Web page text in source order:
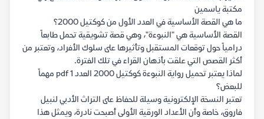
مكتبة ياسمين
ما هي القصة الأساسية في العدد الأول من كوكتيل 2000؟
القصة الأساسية هي "النبوءة"، وهي قصة تشويقية تحمل طابعاً
درامياً حول توقعات المستقبل وتأثيرها على سلوك الأفراد، وتعتبر من
أكثر القصص التي علقت بأذهان القراء في تلك الفترة.
لماذا يعتبر تحميل رواية النبوءة كوكتيل 2000 العدد 1 pdf مهماً
للبعض؟
تعتبر النسخة الإلكترونية وسيلة للحفاظ على التراث الأدبي لنبيل
فاروق، خاصة وأن الأعداد الورقية الأولى أصبحت نادرة، ويمثل هذا